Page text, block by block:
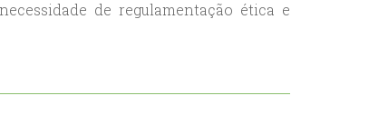
de regulamentação ética e